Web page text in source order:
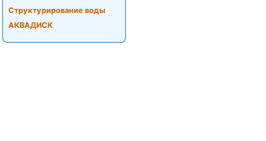
Структурирование воды
АКВАДИСК